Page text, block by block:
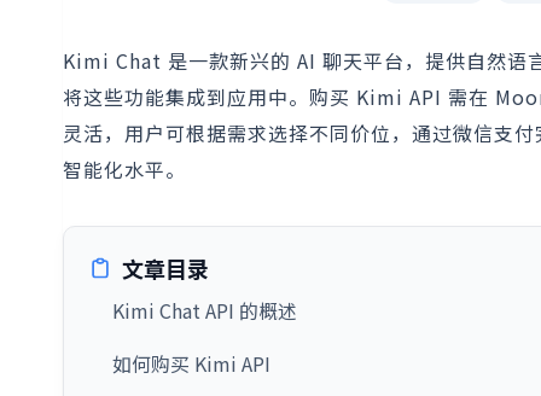
Kimi Chat 是一款新兴的 AI 聊天平台，提供自然
将这些功能集成到应用中。购买 Kimi API 需在
灵活，用户可根据需求选择不同价位，通过微信支
智能化水平。
文章目录
Kimi Chat API 的概述
如何购买 Kimi API